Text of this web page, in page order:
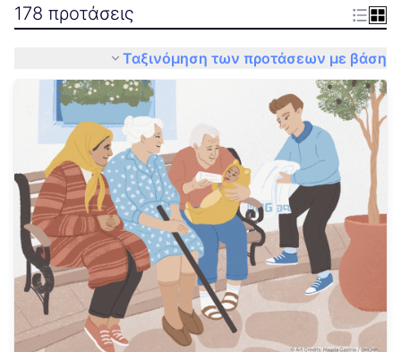
178 προτάσεις
Ταξινόμηση των προτάσεων με βάση